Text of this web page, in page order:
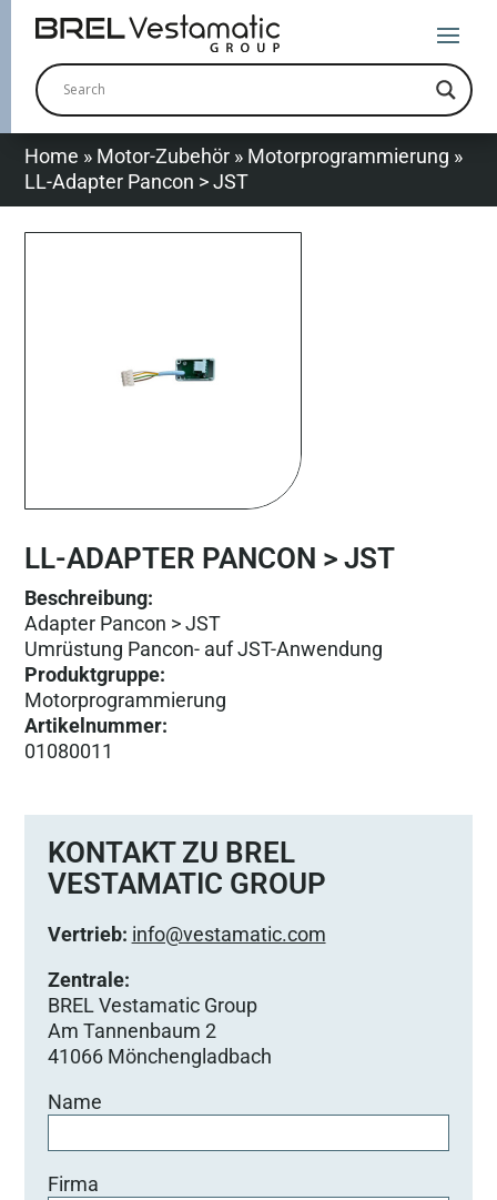
Home » Motor-Zubehör » Motorprogrammierung »
LL-Adapter Pancon > JST
LL-ADAPTER PANCON > JST
Beschreibung:
Adapter Pancon > JST
Umrüstung Pancon- auf JST-Anwendung
Produktgruppe:
Motorprogrammierung
Artikelnummer:
01080011
KONTAKT ZU BREL
VESTAMATIC GROUP
Vertrieb: info@vestamatic.com
Zentrale:
BREL Vestamatic Group
Am Tannenbaum 2
41066 Mönchengladbach
Name
Firma